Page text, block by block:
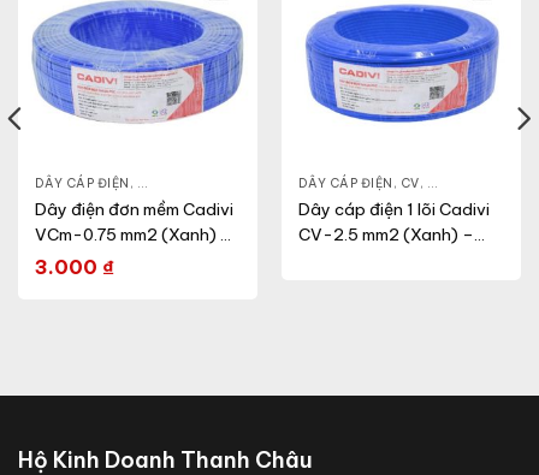
DÂY CÁP ĐIỆN , DÂY ĐIỆN DÂN DỤNG VCM
Dây điện đơn mềm Cadivi
VCm-0.75 mm2 (Xanh) –
300/500V
3.000 ₫
DÂY CÁP ĐIỆN , CV, DÂY ĐIỆN DÂN
Dây cáp điện 1 lõi Cadivi
CV-2.5 mm2 (Xanh) –
Hộ Kinh Doanh Thanh Châu